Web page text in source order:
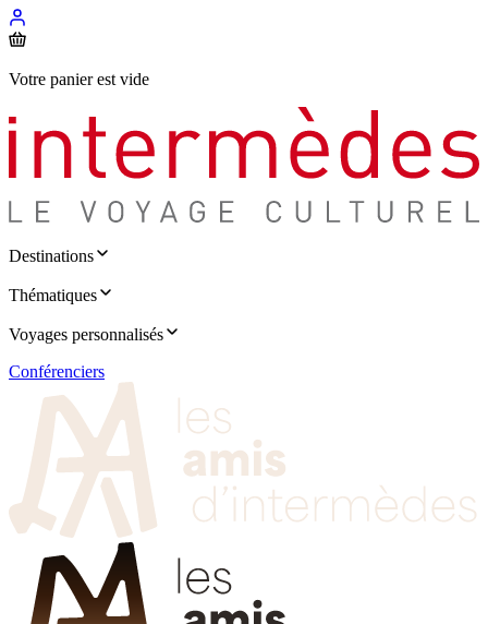
Votre panier est vide
Destinations
Thématiques
Voyages personnalisés
Conférenciers